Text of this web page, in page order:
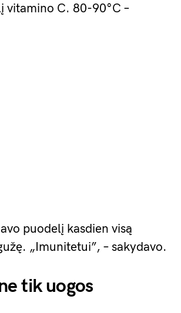
vitamino C. 80-90°C –
puodelį kasdien visą
„Imunitetui”, – sakydavo.
tik uogos